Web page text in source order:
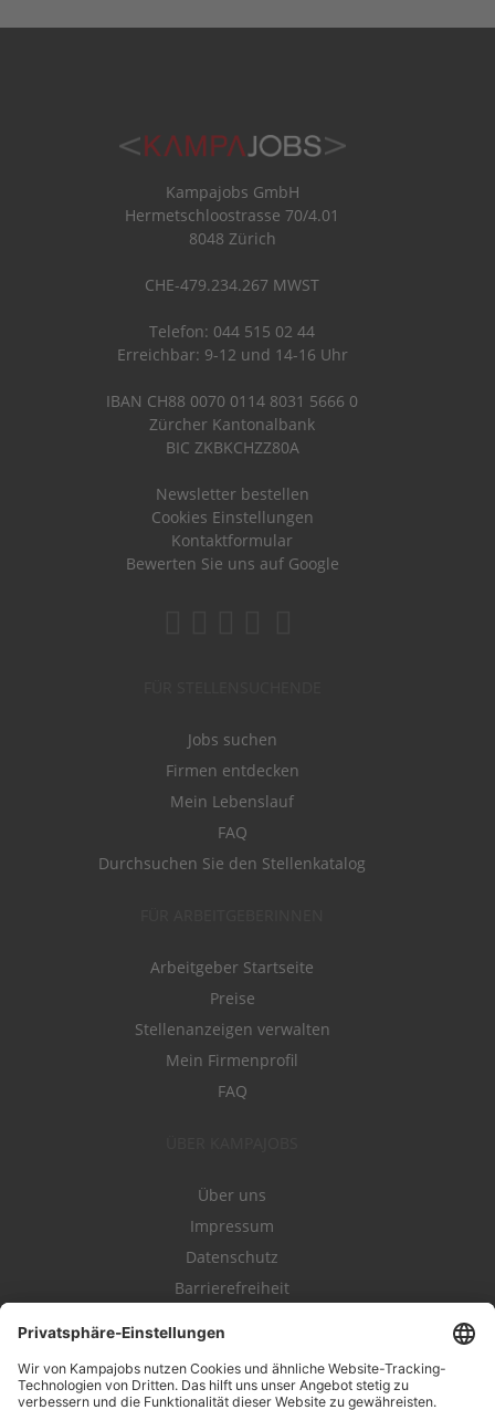
Kampajobs GmbH
Hermetschloostrasse 70/4.01
8048 Zürich
CHE-479.234.267 MWST
Telefon: 044 515 02 44
Erreichbar: 9-12 und 14-16 Uhr
IBAN CH88 0070 0114 8031 5666 0
Zürcher Kantonalbank
BIC ZKBKCHZZ80A
Newsletter bestellen
Cookies Einstellungen
Kontaktformular
Bewerten Sie uns auf Google
Jobs suchen
Firmen entdecken
Mein Lebenslauf
FAQ
Durchsuchen Sie den Stellenkatalog
Arbeitgeber Startseite
Preise
Stellenanzeigen verwalten
Mein Firmenprofil
FAQ
Über uns
Impressum
Datenschutz
Barrierefreiheit
Kampahire